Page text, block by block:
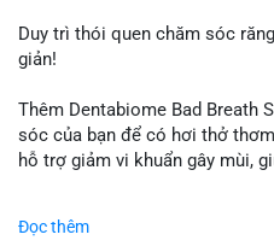
#vlikevn #titanbot
Duy trì thói quen chăm sóc
giản!
Thêm Dentabiome Bad Breath
sóc của bạn để có hơi thở
hỗ trợ giảm vi khuẩn gây mùi,
lớn cho nụ cười khỏe mạnh.
Đọc thêm